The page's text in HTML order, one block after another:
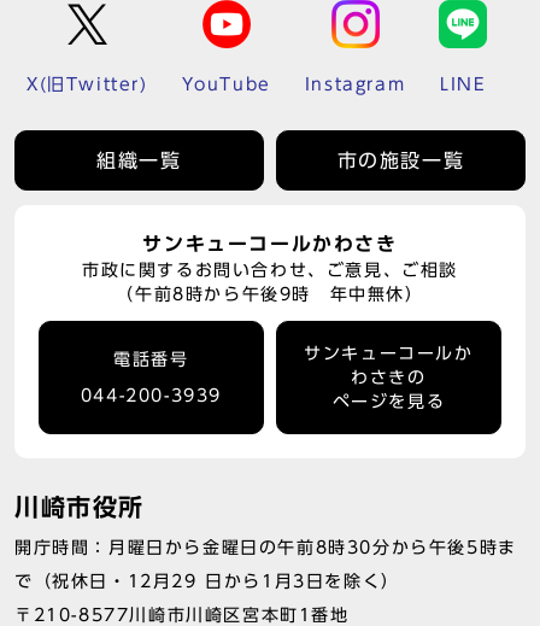
X(旧Twitter) YouTube Instagram LINE
組織一覧 市の施設一覧
サンキューコールかわさき
市政に関するお問い合わせ、ご意見、ご相談
（午前8時から午後9時 年中無休）
電話番号
044-200-3939
サンキューコールか
わさきの
ページを見る
川崎市役所
開庁時間：月曜日から金曜日の午前8時30分から午後5時ま
で（祝休日・12月29 日から1月3日を除く）
〒210-8577川崎市川崎区宮本町1番地